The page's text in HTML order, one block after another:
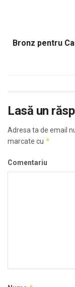
Bronz pentru
Lasă un
Adresa ta de email
marcate cu *
Comentariu